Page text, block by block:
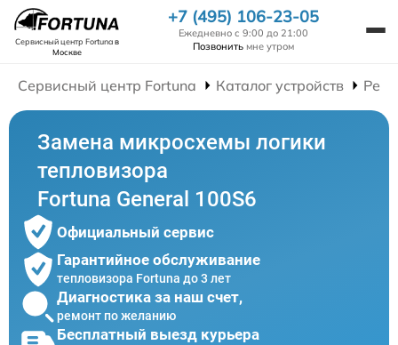
Сервисный центр Fortunaв
Москве
+7 (495) 106-23-05
Ежедневно с 9:00 до 21:00
Позвонить мне утром
Сервисный центр Fortuna Каталог устройств
Замена микросхемы логики
тепловизора
Fortuna General 100S6
Официальный сервис
Гарантийное обслуживание
тепловизора Fortuna до 3 лет
Диагностика за наш счет,
ремонт по желанию
Бесплатный выезд курьера